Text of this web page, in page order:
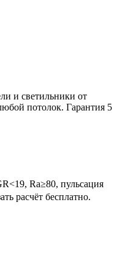
и светильники от
потолок. Гарантия 5
Ra≥80, пульсация
расчёт бесплатно.